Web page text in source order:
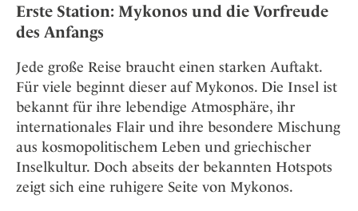
Erste Station: Mykonos und die Vorfreude
des Anfangs
Jede große Reise braucht einen starken Auftakt.
Für viele beginnt dieser auf Mykonos. Die Insel ist
bekannt für ihre lebendige Atmosphäre, ihr
internationales Flair und ihre besondere Mischung
aus kosmopolitischem Leben und griechischer
Inselkultur. Doch abseits der bekannten Hotspots
zeigt sich eine ruhigere Seite von Mykonos.